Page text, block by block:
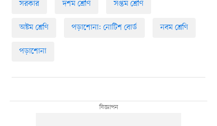
সরকার দশম শ্রেণি সপ্তম শ্রেণি
অষ্টম শ্রেণি পড়াশোনা: নোটিশ বোর্ড নবম শ্রেণি
পড়াশোনা